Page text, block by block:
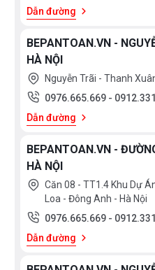
trải rộng. Aqua đã thêm
trong bát sen. Nhằm tạo
cũng như tăng cảm giác
đó tốc độ dòng chảy
sen, tạo ra dòng nước như
trọng mà không văng quá
mái cho người dùng nhiều
+ Công nghệ Air in (Dòng
Bát sen bổ sung khí vào
tắm thú vị hơn, khiến dòng
Dẫn đường
BEPANTOAN.VN -
HÀ NỘI
Nguyễn Trãi - Thanh
0976.665.669 -
Dẫn đường
BEPANTOAN.VN -
HÀ NỘI
Căn 08 - TT1.4 Khu Dự
Loa - Đông Anh - Hà Nội
0976.665.669 -
Dẫn đường